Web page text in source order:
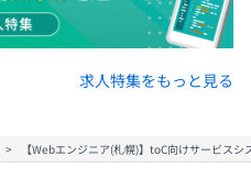
求人特集をもっと見る
【Webエンジニア(札幌)】toC向けサービス